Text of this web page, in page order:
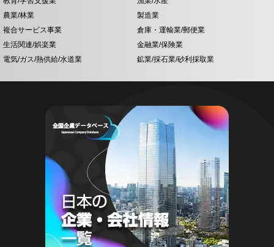
農業/林業
製造業
複合サービス事業
倉庫・運輸業/郵便業
生活関連/娯楽業
金融業/保険業
電気/ガス/熱供給/水道業
鉱業/採石業/砂利採取業